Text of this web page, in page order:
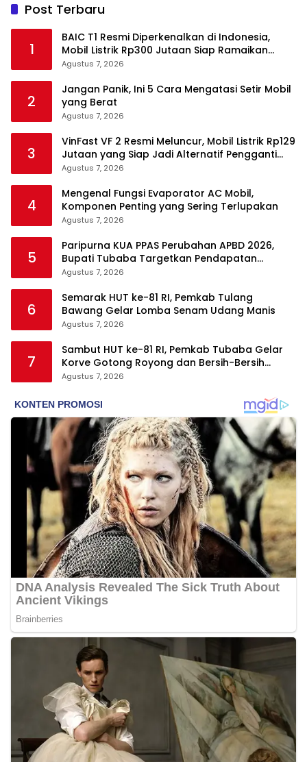
Post Terbaru
1
BAIC T1 Resmi Diperkenalkan di Indonesia,
Mobil Listrik Rp300 Jutaan Siap Ramaikan
Pasar EV
Agustus 7, 2026
2
Jangan Panik, Ini 5 Cara Mengatasi Setir Mobil
yang Berat
Agustus 7, 2026
3
VinFast VF 2 Resmi Meluncur, Mobil Listrik Rp129
Jutaan yang Siap Jadi Alternatif Pengganti
Motor
Agustus 7, 2026
4
Mengenal Fungsi Evaporator AC Mobil,
Komponen Penting yang Sering Terlupakan
Agustus 7, 2026
5
Paripurna KUA PPAS Perubahan APBD 2026,
Bupati Tubaba Targetkan Pendapatan
Daerah Rp820,3 Miliar
Agustus 7, 2026
6
Semarak HUT ke-81 RI, Pemkab Tulang
Bawang Gelar Lomba Senam Udang Manis
Agustus 7, 2026
7
Sambut HUT ke-81 RI, Pemkab Tubaba Gelar
Korve Gotong Royong dan Bersih-Bersih
Serentak
Agustus 7, 2026